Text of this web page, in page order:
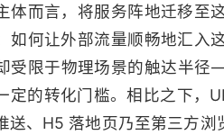
体而言，将服务阵地迁移至
如何让外部流量顺畅地汇入
受限于物理场景的触达半
定的转化门槛。相比之下，
送、H5 落地页乃至第三方